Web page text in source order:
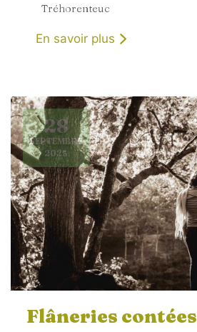
Tréhorenteuc
En savoir plus
28
SEPTEMBRE
2025
Flâneries contées